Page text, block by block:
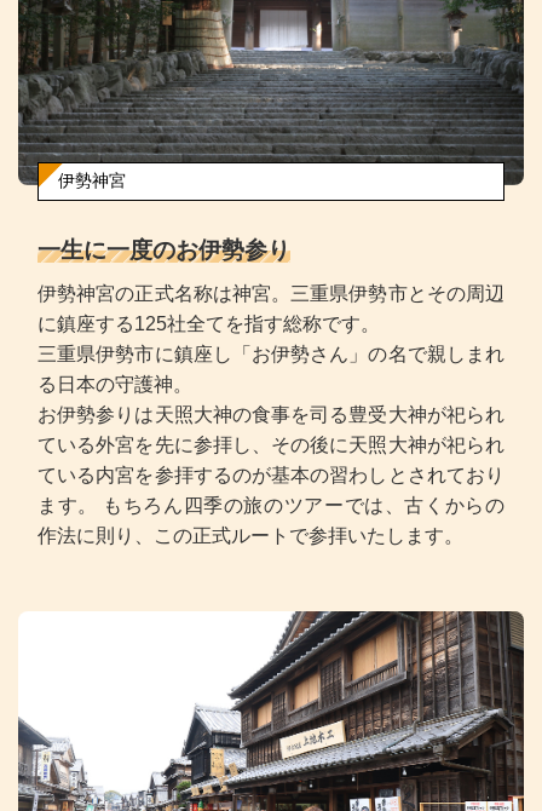
伊勢神宮
一生に一度のお伊勢参り
伊勢神宮の正式名称は神宮。三重県伊勢市とその周辺
に鎮座する125社全てを指す総称です。
三重県伊勢市に鎮座し「お伊勢さん」の名で親しまれ
る日本の守護神。
お伊勢参りは天照大神の食事を司る豊受大神が祀られ
ている外宮を先に参拝し、その後に天照大神が祀られ
ている内宮を参拝するのが基本の習わしとされており
ます。 もちろん四季の旅のツアーでは、古くからの
作法に則り、この正式ルートで参拝いたします。